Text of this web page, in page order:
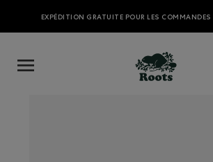
EXPÉDITION GRATUITE POUR LES COMMANDES